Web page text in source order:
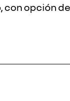
con opción